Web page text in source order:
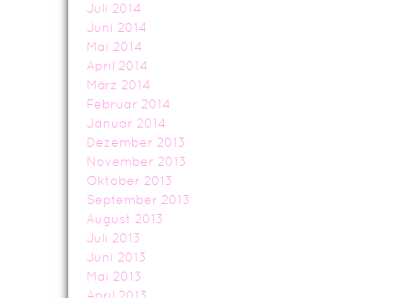
Juli 2014
Juni 2014
Mai 2014
April 2014
März 2014
Februar 2014
Januar 2014
Dezember 2013
November 2013
Oktober 2013
September 2013
August 2013
Juli 2013
Juni 2013
Mai 2013